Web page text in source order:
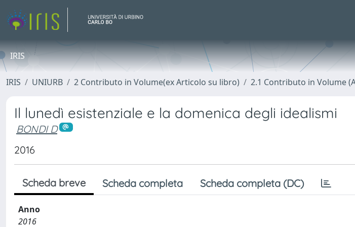
IRIS
IRIS UNIURB 2 Contributo in Volume(ex Articolo su libro) 2.1 Contributo in Volume
Il lunedì esistenziale e la domenica degli idealismi
BONDI D
2016
Scheda breve Scheda completa Scheda completa (DC)
Anno
2016